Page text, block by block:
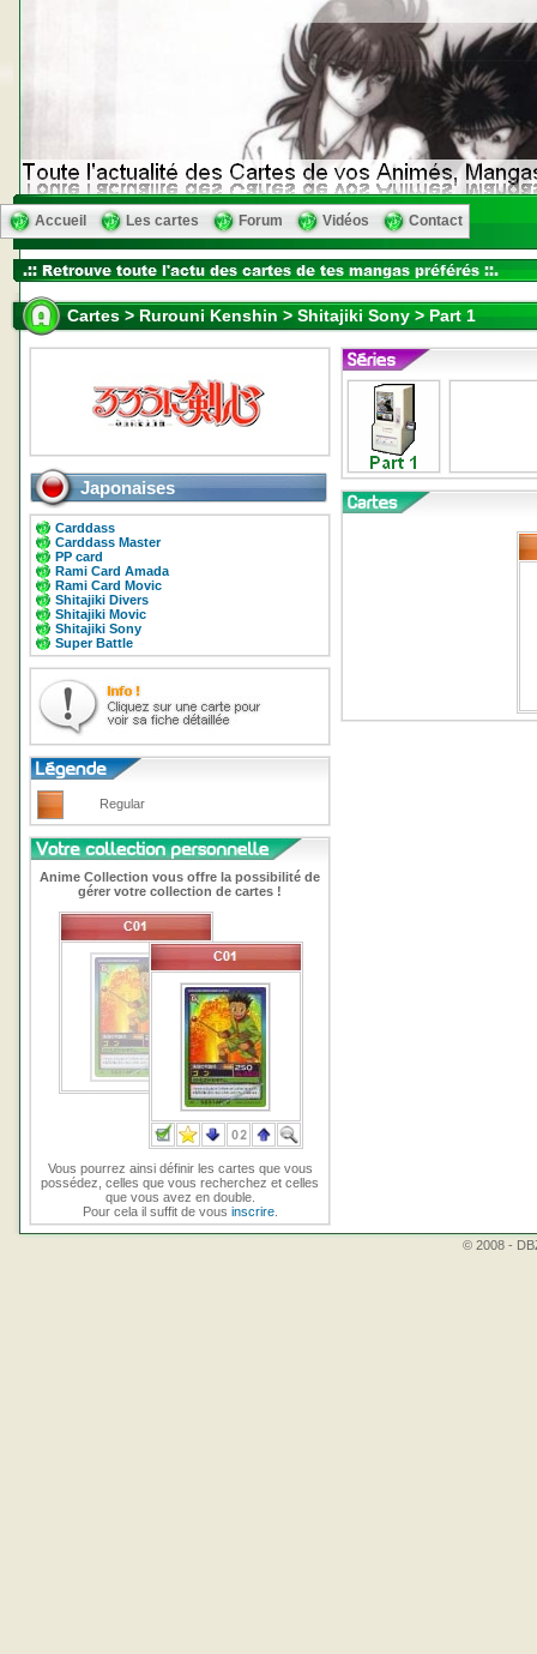
Accueil Les cartes Forum Vidéos Contact
Cartes > Rurouni Kenshin > Shitajiki Sony > Part 1
Japonaises
Carddass
Carddass Master
PP card
Rami Card Amada
Rami Card Movic
Shitajiki Divers
Shitajiki Movic
Shitajiki Sony
Super Battle
Regular
Anime Collection vous offre la possibilité de
gérer votre collection de cartes !
Vous pourrez ainsi définir les cartes que vous
possédez, celles que vous recherchez et celles
que vous avez en double.
Pour cela il suffit de vous inscrire.
© 2008 -